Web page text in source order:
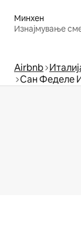
Минхен
Airbnb
Сан Феделе